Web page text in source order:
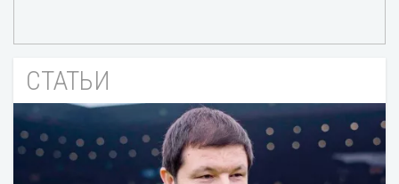
СТАТЬИ